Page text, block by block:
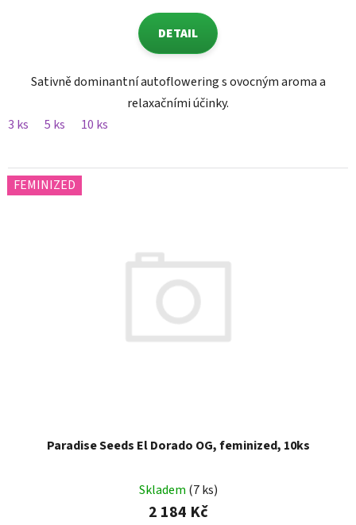
DETAIL
Sativně dominantní autoflowering s ovocným aroma a
relaxačními účinky.
3 ks
5 ks 10 ks
FEMINIZED
Paradise Seeds El Dorado OG, feminized, 10ks
Skladem (7 ks)
2 184 Kč